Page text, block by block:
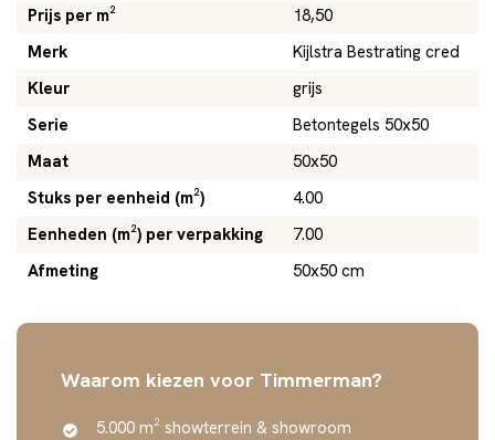
Prijs per m²
18,50
Merk
Kijlstra Bestrating cred
Kleur
grijs
Serie
Betontegels 50x50
Maat
50x50
Stuks per eenheid (m²)
4.00
Eenheden (m²) per verpakking
7.00
Afmeting
50x50 cm
Waarom kiezen voor Timmerman?
5.000 m² showterrein & showroom